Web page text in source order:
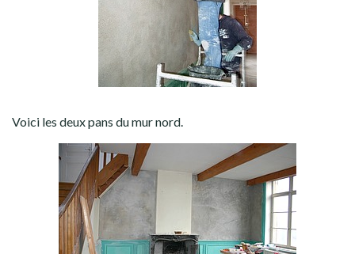
Voici les deux pans du mur nord.